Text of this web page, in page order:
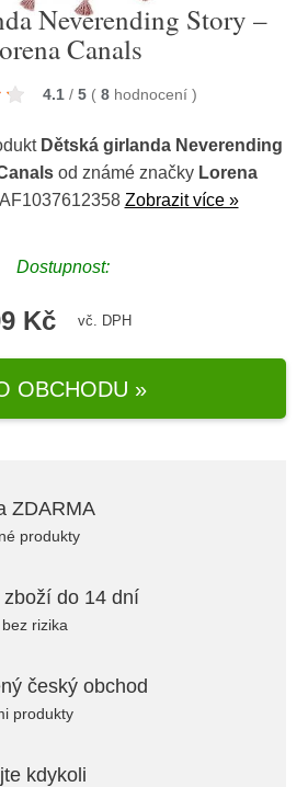
Neverending Story –
Canals
4.1 / 5 ( 8 hodnocení )
Dětská girlanda Neverending
od známé značky Lorena
Zobrazit více »
Dostupnost:
Kč vč. DPH
OBCHODU »
ZDARMA
produkty
do 14 dní
rizika
český obchod
produkty
kdykoli